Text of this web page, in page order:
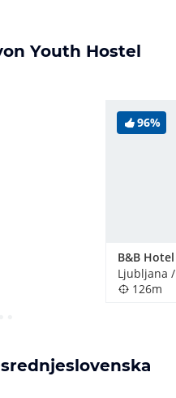
Youth Hostel
96%
Ljubljana
126m